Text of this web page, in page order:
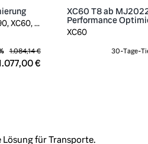
XC60, ...
€
1.084,14 €
XC60 T8 ab
Performance
XC60
30-Tage-
Lösung für Transporte.